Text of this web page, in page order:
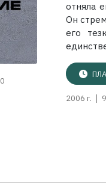
0
отняла
Он
его
2006 г.